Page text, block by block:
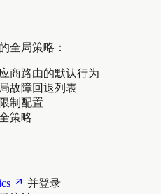
全局策略：
商路由的默认行为
故障回退列表
制配置
策略
并登录